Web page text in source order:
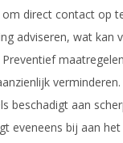
direct contact op
adviseren, wat kan
beschadigt aan
eveneens bij aan